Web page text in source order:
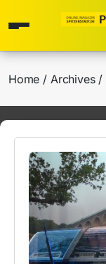
Home Archives